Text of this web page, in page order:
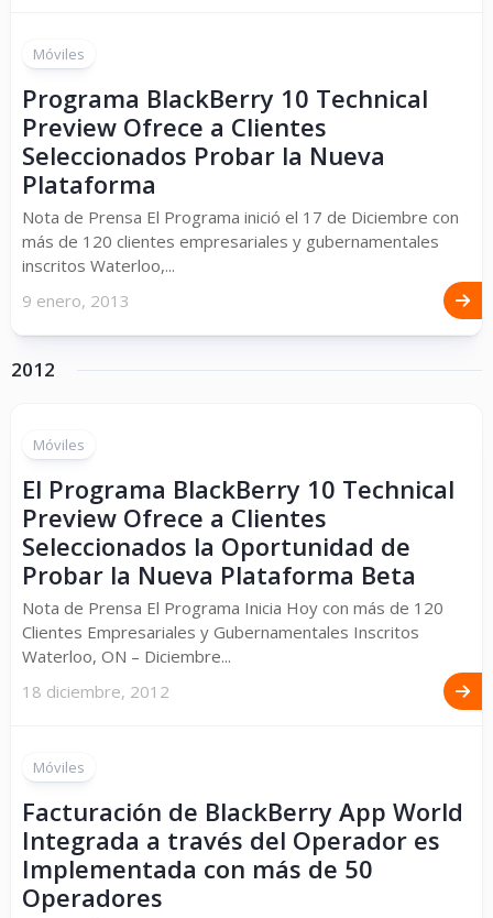
Móviles
Programa BlackBerry 10 Technical
Preview Ofrece a Clientes
Seleccionados Probar la Nueva
Plataforma
Nota de Prensa El Programa inició el 17 de Diciembre con
más de 120 clientes empresariales y gubernamentales
inscritos Waterloo,...
9 enero, 2013
2012
Móviles
El Programa BlackBerry 10 Technical
Preview Ofrece a Clientes
Seleccionados la Oportunidad de
Probar la Nueva Plataforma Beta
Nota de Prensa El Programa Inicia Hoy con más de 120
Clientes Empresariales y Gubernamentales Inscritos
Waterloo, ON – Diciembre...
18 diciembre, 2012
Móviles
Facturación de BlackBerry App World
Integrada a través del Operador es
Implementada con más de 50
Operadores